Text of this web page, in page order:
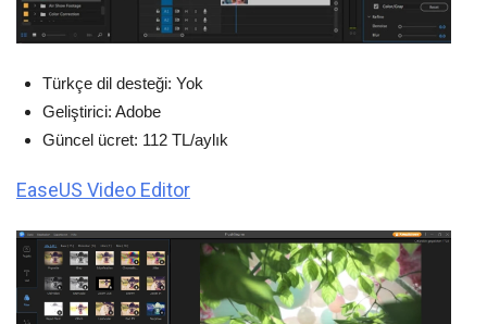
Türkçe dil desteği: Yok
Geliştirici: Adobe
Güncel ücret: 112 TL/aylık
EaseUS Video Editor